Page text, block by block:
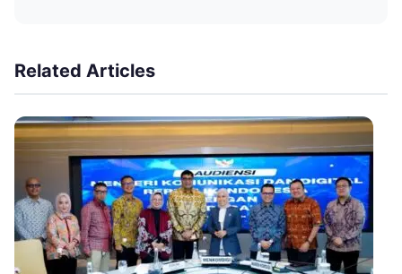
Related Articles